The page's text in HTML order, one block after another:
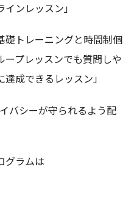
ンレッスン」
礎トレーニングと時間制個
プレッスンでも質問しや
成できるレッスン」
バシーが守られるよう配
グラムは